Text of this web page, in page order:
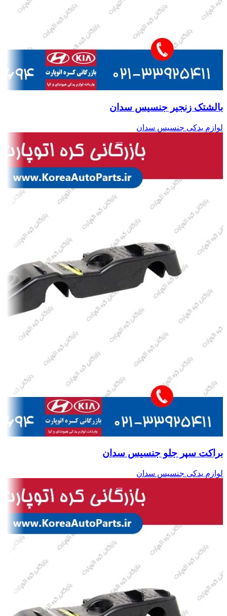
بالشتک زنجیر جنسیس سدان
لوازم یدکی جنسیس سدان
براکت سپر جلو جنسیس سدان
لوازم یدکی جنسیس سدان